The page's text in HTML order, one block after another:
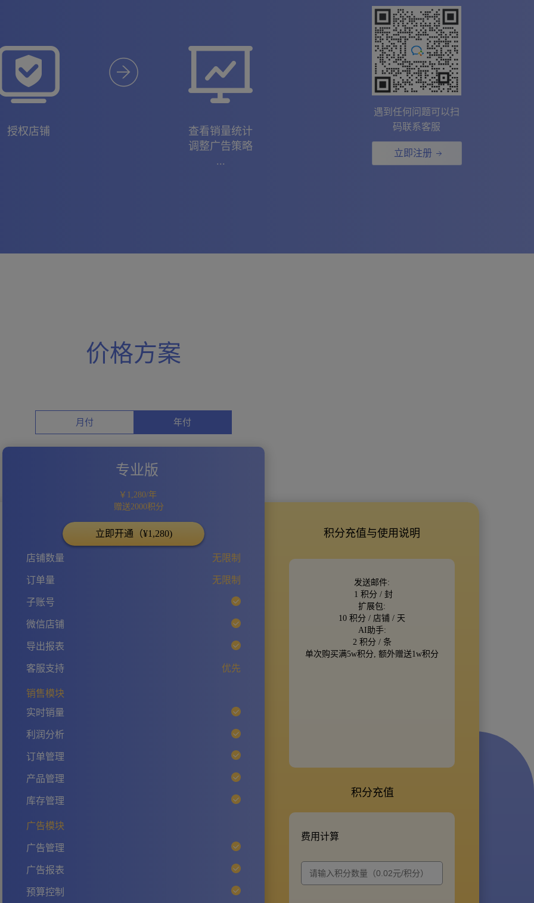
授权店铺
查看销量统计
调整广告策略
...
遇到任何问题可以扫
码联系客服
立即注册
价格方案
月付 年付
专业版
￥1,280/年
赠送2000积分
立即开通（¥1,280)
店铺数量 无限制
订单量 无限制
子账号
微信店铺
导出报表
客服支持 优先
销售模块
实时销量
利润分析
订单管理
产品管理
库存管理
广告模块
广告管理
广告报表
预算控制
积分充值与使用说明
发送邮件:
1 积分 / 封
扩展包:
10 积分 / 店铺 / 天
AI助手:
2 积分 / 条
单次购买满5w积分, 额外赠送1w积分
积分充值
费用计算